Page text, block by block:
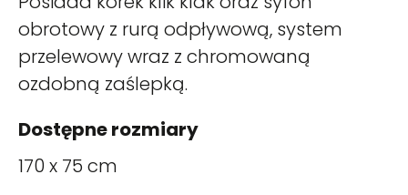
obrotowy z rurą odpływową, system
przelewowy wraz z chromowaną
ozdobną zaślepką.
Dostępne rozmiary
170 x 75 cm